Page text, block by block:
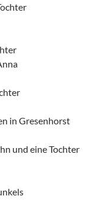
in Gresenhorst
und eine Tochter